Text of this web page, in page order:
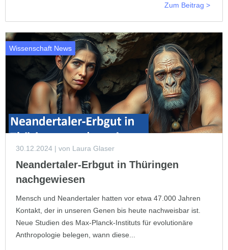
Zum Beitrag >
Wissenschaft News
30.12.2024 | von Laura Glaser
Neandertaler-Erbgut in Thüringen
nachgewiesen
Mensch und Neandertaler hatten vor etwa 47.000 Jahren
Kontakt, der in unseren Genen bis heute nachweisbar ist.
Neue Studien des Max-Planck-Instituts für evolutionäre
Anthropologie belegen, wann diese...